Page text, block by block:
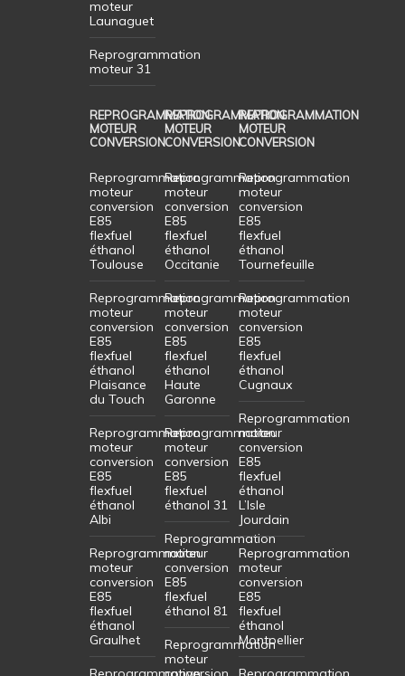
moteur
Launaguet
Reprogrammation
moteur 31
REPROGRAMMATION
MOTEUR
CONVERSION
Reprogrammation
moteur
conversion
E85
flexfuel
éthanol
Toulouse
Reprogrammation
moteur
conversion
E85
flexfuel
éthanol
Plaisance
du Touch
Reprogrammation
moteur
conversion
E85
flexfuel
éthanol
Albi
Reprogrammation
moteur
conversion
E85
flexfuel
éthanol
Graulhet
REPROGRAMMATION
MOTEUR
CONVERSION
Reprogrammation
moteur
conversion
E85
flexfuel
éthanol
Occitanie
Reprogrammation
moteur
conversion
E85
flexfuel
éthanol
Haute
Garonne
Reprogrammation
moteur
conversion
E85
flexfuel
éthanol 31
Reprogrammation
moteur
conversion
E85
flexfuel
éthanol 81
Reprogrammation
moteur
REPROGRAMMATION
MOTEUR
CONVERSION
Reprogrammation
moteur
conversion
E85
flexfuel
éthanol
Tournefeuille
Reprogrammation
moteur
conversion
E85
flexfuel
éthanol
Cugnaux
Reprogrammation
moteur
conversion
E85
flexfuel
éthanol
L’Isle
Jourdain
Reprogrammation
moteur
conversion
E85
flexfuel
éthanol
Montpellier